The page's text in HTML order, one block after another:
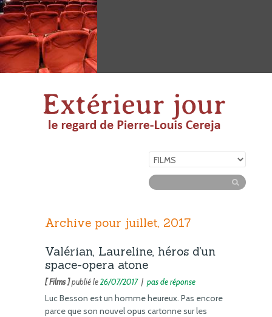
Archive pour juillet, 2017
Valérian, Laureline, héros d’un
space-opera atone
[ Films ]publié le26/07/2017| pas de réponse
Luc Besson est un homme heureux. Pas encore
parce que son nouvel opus cartonne sur les